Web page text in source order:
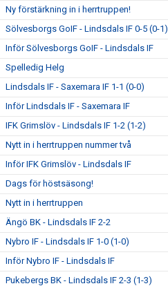
Ny förstärkning in i herrtruppen!
Sölvesborgs GoIF - Lindsdals IF 0-5 (0-1)
Inför Sölvesborgs GoIF - Lindsdals IF
Spelledig Helg
Lindsdals IF - Saxemara IF 1-1 (0-0)
Inför Lindsdals IF - Saxemara IF
IFK Grimslöv - Lindsdals IF 1-2 (1-2)
Nytt in i herrtruppen nummer två
Inför IFK Grimslöv - Lindsdals IF
Dags för höstsäsong!
Nytt in i herrtruppen
Ängö BK - Lindsdals IF 2-2
Nybro IF - Lindsdals IF 1-0 (1-0)
Inför Nybro IF - Lindsdals IF
Pukebergs BK - Lindsdals IF 2-3 (1-3)